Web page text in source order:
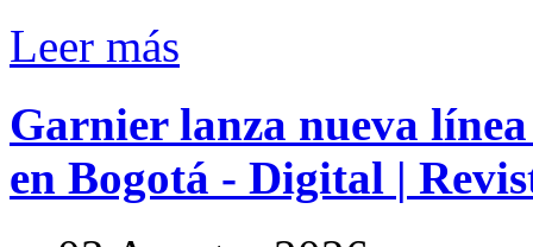
Leer más
Garnier lanza nueva línea
en Bogotá - Digital |